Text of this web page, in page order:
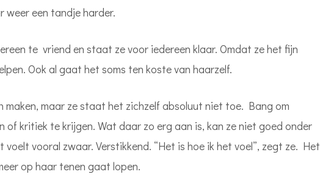
weer een tandje harder.
te vriend en staat ze voor iedereen klaar. Omdat ze het fijn
Ook al gaat het soms ten koste van haarzelf.
maken, maar ze staat het zichzelf absoluut niet toe. Bang om
of kritiek te krijgen. Wat daar zo erg aan is, kan ze niet goed onder
vooral zwaar. Verstikkend. “Het is hoe ik het voel”, zegt ze. Het
op haar tenen gaat lopen.